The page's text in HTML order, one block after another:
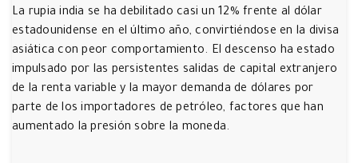
La rupia india se ha debilitado casi un 12% frente al dólar
estadounidense en el último año, convirtiéndose en la divisa
asiática con peor comportamiento. El descenso ha estado
impulsado por las persistentes salidas de capital extranjero
de la renta variable y la mayor demanda de dólares por
parte de los importadores de petróleo, factores que han
aumentado la presión sobre la moneda.